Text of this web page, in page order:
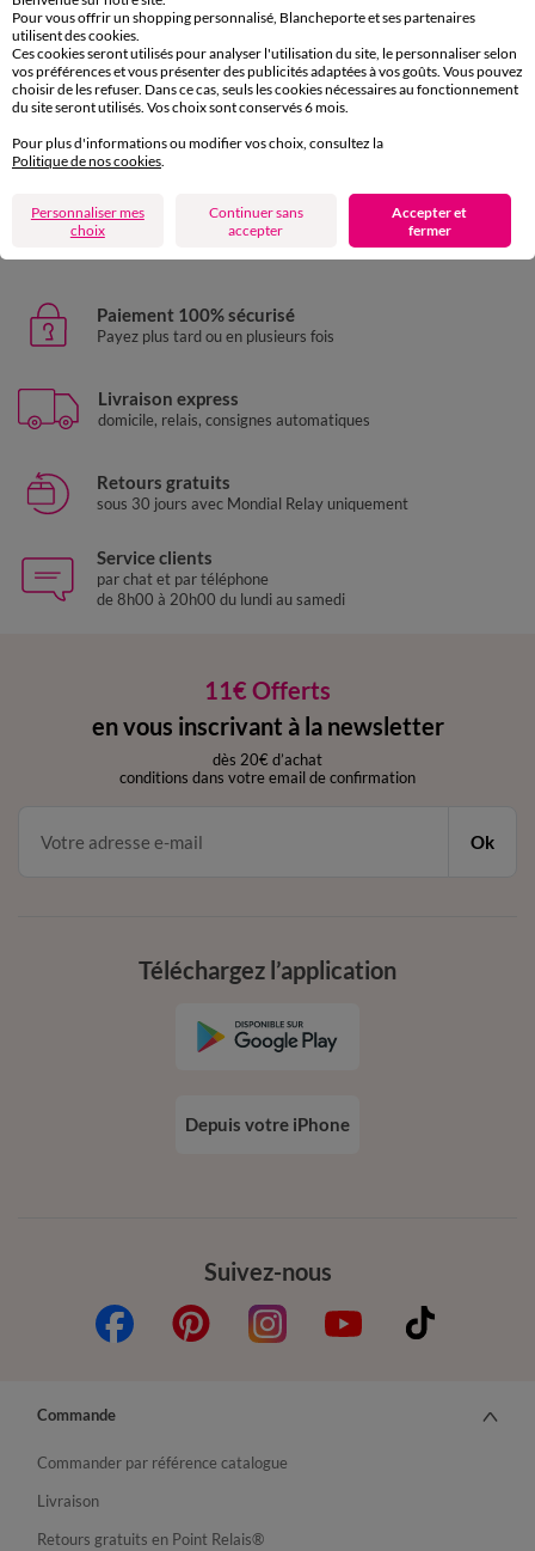
à partir de 19,99 €
Paiement 100% sécurisé
Payez plus tard ou en plusieurs fois
Livraison express
domicile, relais, consignes automatiques
Retours gratuits
sous 30 jours avec Mondial Relay uniquement
Service clients
par chat et par téléphone
de 8h00 à 20h00 du lundi au samedi
11€ Offerts
en vous inscrivant à la newsletter
dès 20€ d’achat
conditions dans votre email de confirmation
Ok
Suivez-nous
Téléchargez l’application
Depuis votre iPhone
Commande
Commander par référence catalogue
Livraison
Retours gratuits en Point Relais®
Pour vous offrir un shopping personnalisé, Blancheporte et ses partenaires
utilisent des cookies.
Ces cookies seront utilisés pour analyser l'utilisation du site, le personnaliser selon
vos préférences et vous présenter des publicités adaptées à vos goûts. Vous pouvez
choisir de les refuser. Dans ce cas, seuls les cookies nécessaires au fonctionnement
du site seront utilisés. Vos choix sont conservés 6 mois.
Pour plus d'informations ou modifier vos choix, consultez la
Politique de nos cookies.
Personnaliser mes
choix
Continuer sans
accepter
Accepter et
fermer